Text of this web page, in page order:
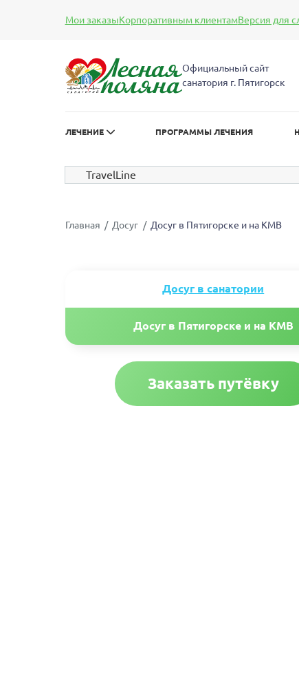
Размер шрифта: А А
Мои заказыКорпоративным клиентамВерсия для
Официальный сайт
санатория г. Пятигорск
ЛЕЧЕНИЕ ПРОГРАММЫ ЛЕЧЕНИЯ
TravelLine
Главная Досуг Досуг в Пятигорске и на КМВ
Досуг в санатории
Досуг в Пятигорске и на КМВ
Заказать путёвку